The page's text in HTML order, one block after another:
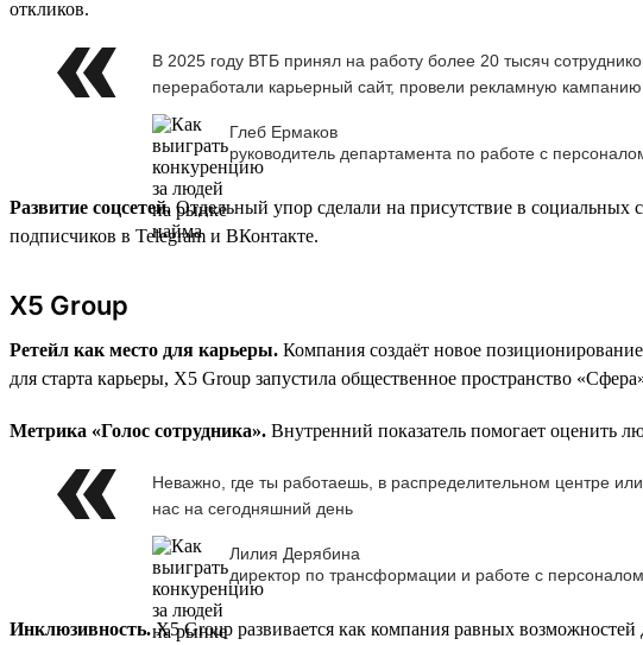
откликов.
В 2025 году ВТБ принял на работу более 20 тысяч
переработали карьерный сайт, провели рекламную
Глеб Ермаков
руководитель департамента по работе с
Развитие соцсетей. Отдельный упор сделали на присутствие в
подписчиков в Telegram и ВКонтакте.
X5 Group
Ретейл как место для карьеры. Компания создаёт новое
для старта карьеры, X5 Group запустила общественное пространство
Метрика «Голос сотрудника». Внутренний показатель помогает оценить
Неважно, где ты работаешь, в распределительном центре
нас на сегодняшний день
Лилия Дерябина
директор по трансформации и работе с
Инклюзивность.X5 Group развивается как компания равных